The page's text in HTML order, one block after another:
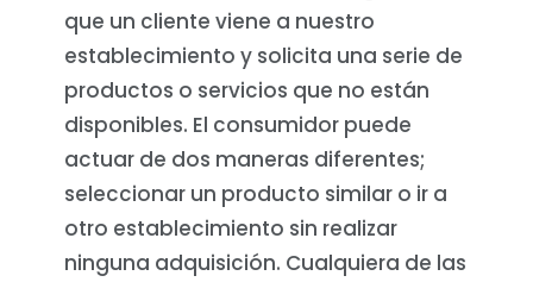
que un cliente viene a nuestro
establecimiento y solicita una serie de
productos o servicios que no están
disponibles. El consumidor puede
actuar de dos maneras diferentes;
seleccionar un producto similar o ir a
otro establecimiento sin realizar
ninguna adquisición. Cualquiera de las